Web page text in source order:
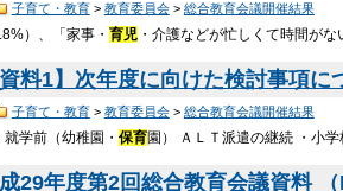
子育て・教育> 教育委員会> 総合教育会議開催結果
）、「家事・育児 ・介護などが忙しくて時間が
資料1】次年度に向けた検討事項に
子育て・教育> 教育委員会> 総合教育会議開催結果
就学前（幼稚園・保育園） ＡＬＴ派遣の継続 ・小
29年度第2回総合教育会議資料